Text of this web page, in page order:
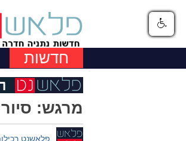
חדשות
מרגש:
פלאשנט